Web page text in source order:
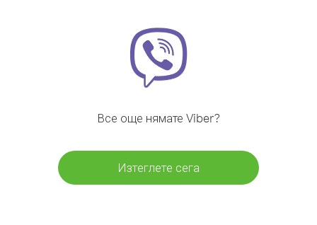
Все още нямате Viber?
Изтеглете сега